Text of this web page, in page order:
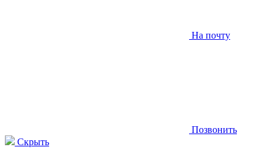
На почту
Позвонить
Скрыть